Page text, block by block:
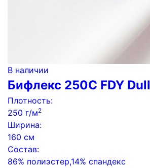
В наличии
Бифлекс 250C FDY Dull
Плотность:
250 г/м2
Ширина:
160 см
Состав:
86% полиэстер,14% спандекс